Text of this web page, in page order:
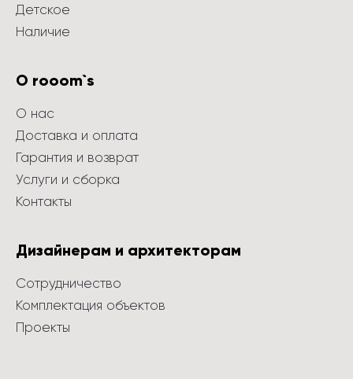
Детское
Наличие
О rooom`s
О нас
Доставка и оплата
Гарантия и возврат
Услуги и сборка
Контакты
Дизайнерам и архитекторам
Сотрудничество
Комплектация объектов
Проекты